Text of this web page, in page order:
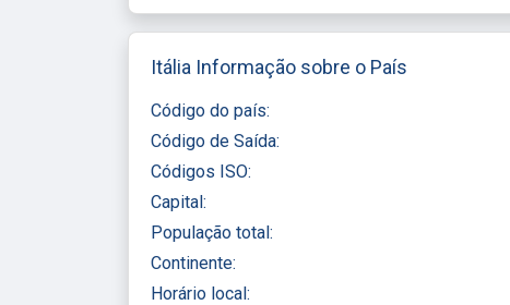
Itália Informação sobre o País
Código do país:
Código de Saída:
Códigos ISO:
Capital:
População total:
Continente:
Horário local: